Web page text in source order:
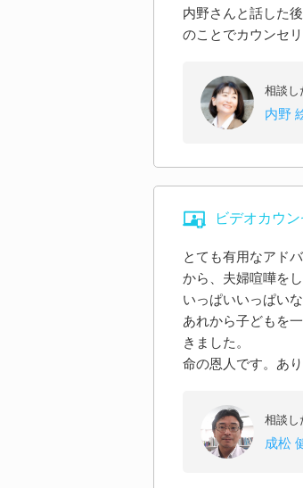
内野さんと話した
のことでカウンセ
相談し
内野
ビデオカウ
とても有用なアド
から、夫婦喧嘩を
いっぱいいっぱい
あれから子どもを
きました。
命の恩人です。あ
相談し
成松